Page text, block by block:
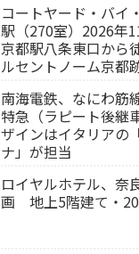
コートヤード・バイ
駅（270室）2026年
京都駅八条東口から
ルセントノーム京都
南海電鉄、なにわ筋
特急（ラピート後継
ザインはイタリアの
ナ」が担当
ロイヤルホテル、奈
画 地上5階建て・